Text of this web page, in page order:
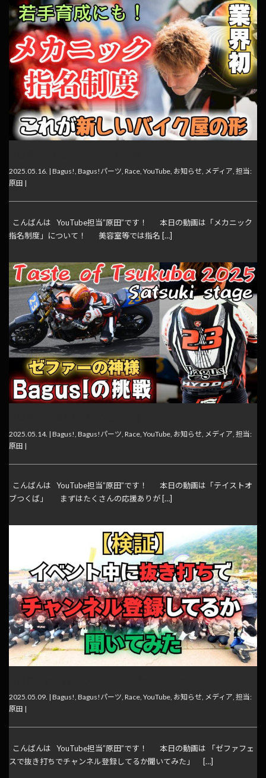
2025.05.16. | Bagus!, Bagus!パーツ, Race, YouTube, お知らせ, メディア, 担当:
原田 |
こんばんは YouTube担当”原田”です！ 本日の動画は「メカニック
指名制度」について！ 美容室等では指名 […]
2025.05.14. | Bagus! Bagus!パーツ Race YouTube お知らせ メディア 担当:
原田 |
こんばんは YouTube担当”原田”です！ 本日の動画は「テイストオ
ブつくば」 まずはたくさんの応援ありが […]
2025.05.09. | Bagus! Bagus!パーツ Race YouTube お知らせ メディア 担当:
原田 |
こんばんは YouTube担当”原田”です！ 本日の動画は 「ゼファフェ
スで抜き打ちでチャンネル登録してるか聞いてみた」 […]